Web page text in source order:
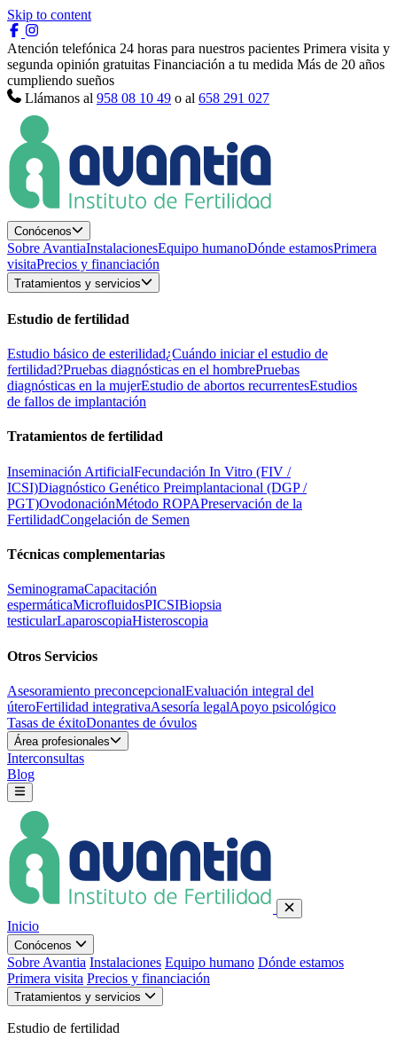
Skip to content
Atención telefónica 24 horas para nuestros pacientes Primera visita y
segunda opinión gratuitas Financiación a tu medida Más de 20 años
cumpliendo sueños
Llámanos al 958 08 10 49 o al 658 291 027
Conócenos
Sobre AvantiaInstalacionesEquipo humanoDónde estamosPrimera
visitaPrecios y financiación
Tratamientos y servicios
Estudio de fertilidad
Estudio básico de esterilidad¿Cuándo iniciar el estudio de
fertilidad?Pruebas diagnósticas en el hombrePruebas
diagnósticas en la mujerEstudio de abortos recurrentesEstudios
de fallos de implantación
Tratamientos de fertilidad
Inseminación ArtificialFecundación In Vitro (FIV /
ICSI)Diagnóstico Genético Preimplantacional (DGP /
PGT)OvodonaciónMétodo ROPAPreservación de la
FertilidadCongelación de Semen
Técnicas complementarias
SeminogramaCapacitación
espermáticaMicrofluidosPICSIBiopsia
testicularLaparoscopiaHisteroscopia
Otros Servicios
Asesoramiento preconcepcionalEvaluación integral del
úteroFertilidad integrativaAsesoría legalApoyo psicológico
Tasas de éxitoDonantes de óvulos
Área profesionales
Interconsultas
Blog
Inicio
Conócenos
Sobre Avantia Instalaciones Equipo humano Dónde estamos
Primera visita Precios y financiación
Tratamientos y servicios
Estudio de fertilidad